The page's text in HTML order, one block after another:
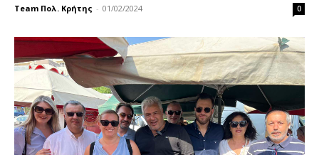
Team Πολ. Κρήτης - 01/02/2024 0